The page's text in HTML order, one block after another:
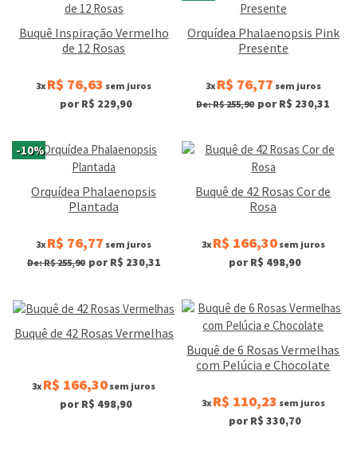
Buquê Inspiração Vermelho
de 12 Rosas
3x R$ 76,63 sem juros
por R$ 229,90
Orquídea Phalaenopsis Pink
Presente
3x R$ 76,77 sem juros
De: R$ 255,90 por R$ 230,31
-10%
Orquídea Phalaenopsis
Plantada
3x R$ 76,77 sem juros
De: R$ 255,90 por R$ 230,31
Buquê de 42 Rosas Cor de
Rosa
3x R$ 166,30sem juros
por R$ 498,90
Buquê de 42 Rosas Vermelhas
3x R$ 166,30 sem juros
por R$ 498,90
Buquê de 6 Rosas Vermelhas
com Pelúcia e Chocolate
3x R$ 110,23 sem juros
por R$ 330,70